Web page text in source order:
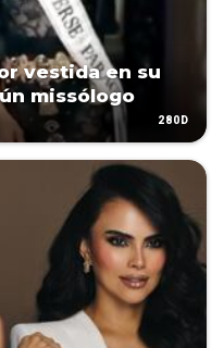
vestida en su
missólogo
280D